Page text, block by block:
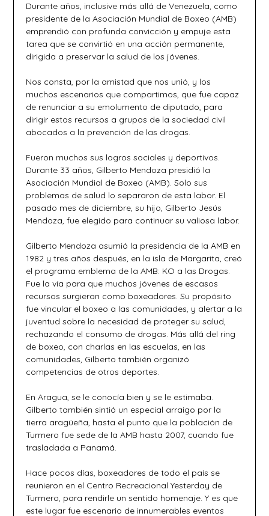
Durante años, inclusive más allá de Venezuela, como
presidente de la Asociación Mundial de Boxeo (AMB)
emprendió con profunda convicción y empuje esta
tarea que se convirtió en una acción permanente,
dirigida a preservar la salud de los jóvenes.
Nos consta, por la amistad que nos unió, y los
muchos escenarios que compartimos, que fue capaz
de renunciar a su emolumento de diputado, para
dirigir estos recursos a grupos de la sociedad civil
abocados a la prevención de las drogas.
Fueron muchos sus logros sociales y deportivos.
Durante 33 años, Gilberto Mendoza presidió la
Asociación Mundial de Boxeo (AMB). Solo sus
problemas de salud lo separaron de esta labor. El
pasado mes de diciembre, su hijo, Gilberto Jesús
Mendoza, fue elegido para continuar su valiosa labor.
Gilberto Mendoza asumió la presidencia de la AMB en
1982 y tres años después, en la isla de Margarita, creó
el programa emblema de la AMB: KO a las Drogas.
Fue la vía para que muchos jóvenes de escasos
recursos surgieran como boxeadores. Su propósito
fue vincular el boxeo a las comunidades, y alertar a la
juventud sobre la necesidad de proteger su salud,
rechazando el consumo de drogas. Más allá del ring
de boxeo, con charlas en las escuelas, en las
comunidades, Gilberto también organizó
competencias de otros deportes.
En Aragua, se le conocía bien y se le estimaba.
Gilberto también sintió un especial arraigo por la
tierra aragüeña, hasta el punto que la población de
Turmero fue sede de la AMB hasta 2007, cuando fue
trasladada a Panamá.
Hace pocos días, boxeadores de todo el país se
reunieron en el Centro Recreacional Yesterday de
Turmero, para rendirle un sentido homenaje. Y es que
este lugar fue escenario de innumerables eventos